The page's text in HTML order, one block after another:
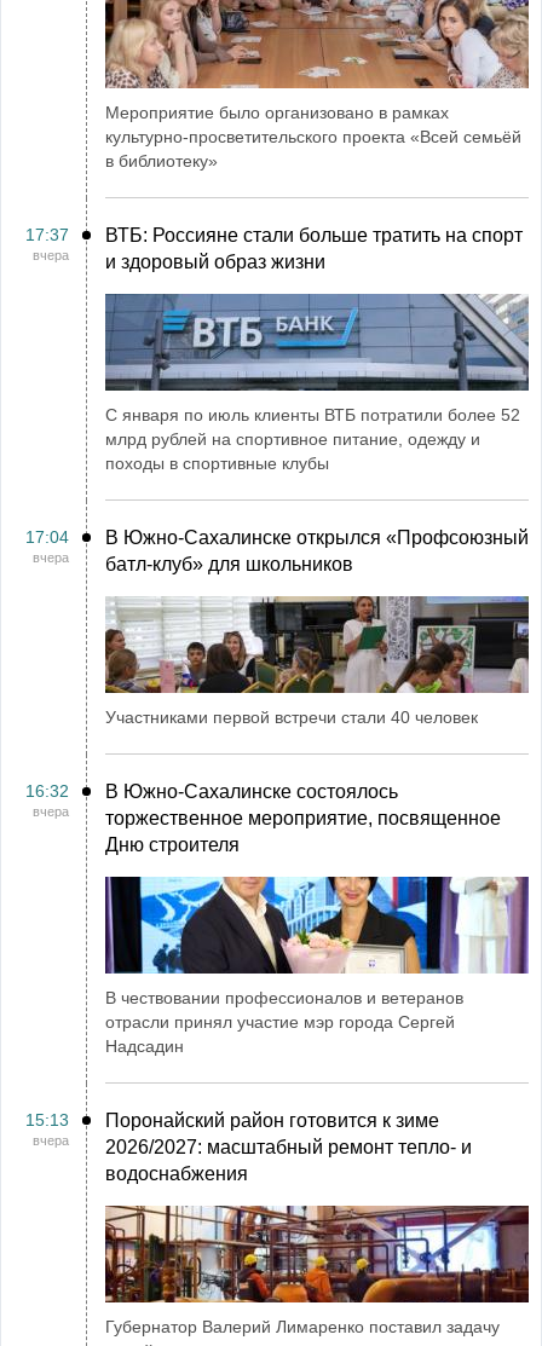
Мероприятие было организовано в рамках
культурно-просветительского проекта «Всей семьёй
в библиотеку»
17:37
вчера
ВТБ: Россияне стали больше тратить на спорт
и здоровый образ жизни
С января по июль клиенты ВТБ потратили более 52
млрд рублей на спортивное питание, одежду и
походы в спортивные клубы
17:04
вчера
В Южно-Сахалинске открылся «Профсоюзный
батл-клуб» для школьников
Участниками первой встречи стали 40 человек
16:32
вчера
В Южно-Сахалинске состоялось
торжественное мероприятие, посвященное
Дню строителя
В чествовании профессионалов и ветеранов
отрасли принял участие мэр города Сергей
Надсадин
15:13
вчера
Поронайский район готовится к зиме
2026/2027: масштабный ремонт тепло- и
водоснабжения
Губернатор Валерий Лимаренко поставил задачу